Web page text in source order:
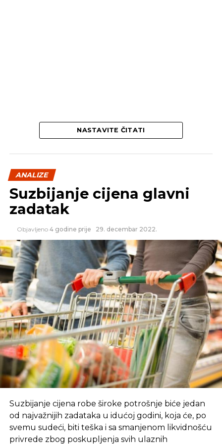
NASTAVITE ČITATI
ANALIZE
Suzbijanje cijena glavni
zadatak
Objavljeno 4 godine prije 29. decembar 2022.
Suzbijanje cijena robe široke potrošnje biće jedan
od najvažnijih zadataka u idućoj godini, koja će, po
svemu sudeći, biti teška i sa smanjenom likvidnošću
privrede zbog poskupljenja svih ulaznih